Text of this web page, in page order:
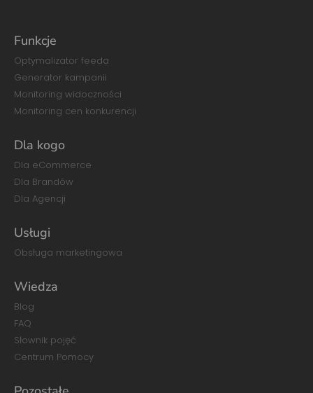
Funkcje
Optymalizator feeda
Generator kampanii
Monitoring widoczności
Monitoring cen konkurencji
Dla kogo
Dla eCommerce
Dla Brandów
Dla Agencji
Usługi
Obsługa marketingowa
Wiedza
Blog
FAQ
Słownik pojęć
Centrum Pomocy